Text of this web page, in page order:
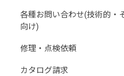
各種お問い合わせ(技術的・
向け)
修理・点検依頼
カタログ請求